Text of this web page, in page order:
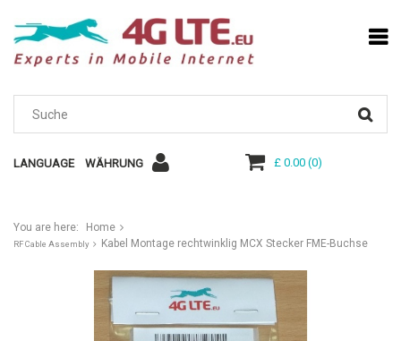
LANGUAGE WÄHRUNG £ 0.00(0)
You are here: Home
RF Cable Assembly Kabel Montage rechtwinklig MCX Stecker FME-Buchse